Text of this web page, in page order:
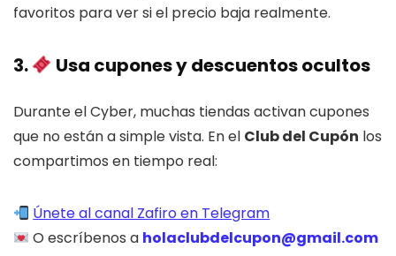
favoritos para ver si el precio baja realmente.
3. Usa cupones y descuentos ocultos
Durante el Cyber, muchas tiendas activan cupones
que no están a simple vista. En el Club del Cupón los
compartimos en tiempo real:
Únete al canal Zafiro en Telegram
O escríbenos a holaclubdelcupon@gmail.com